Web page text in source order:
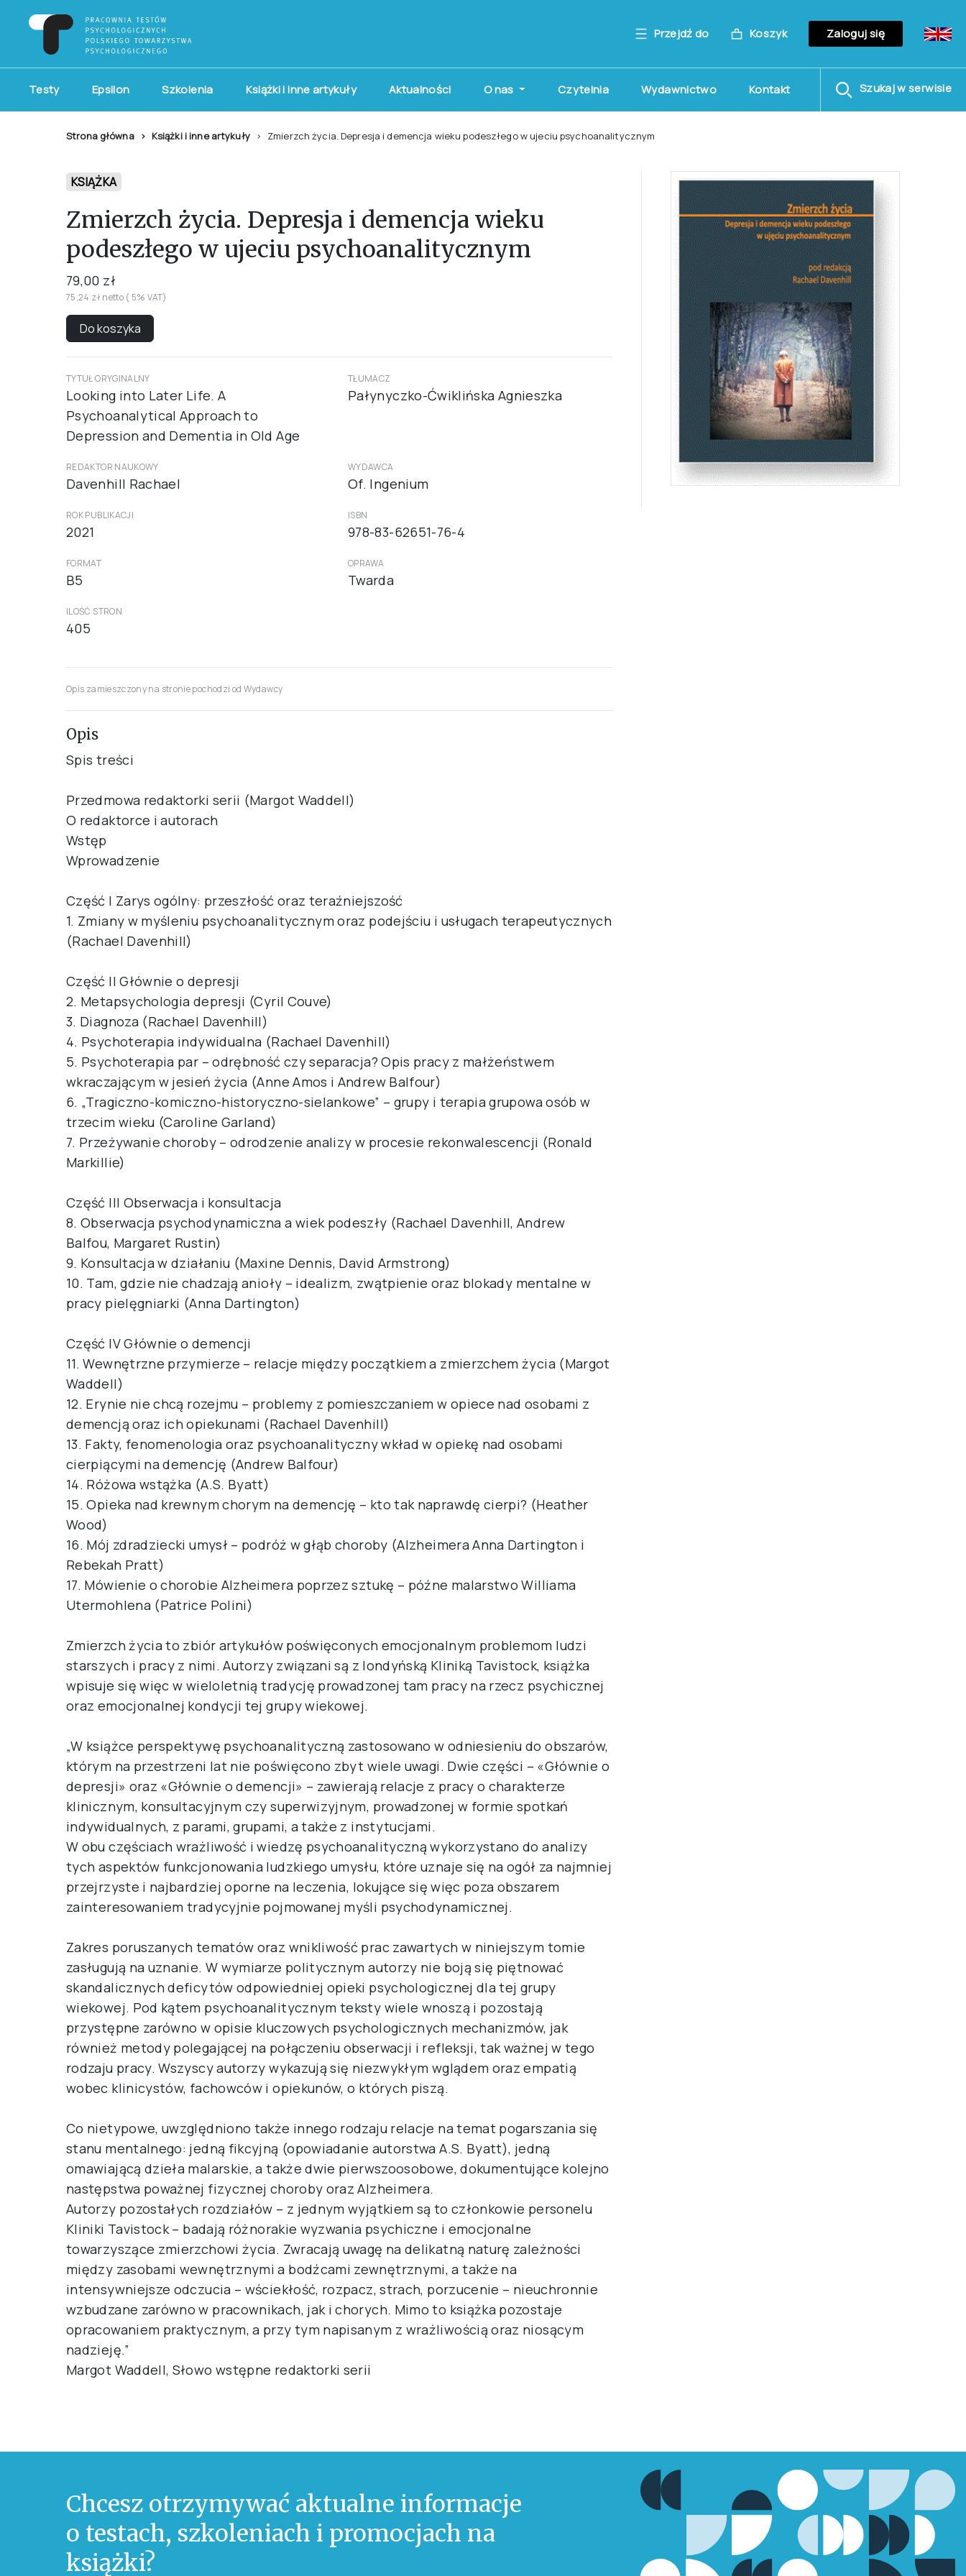
Przejdź do Koszyk Zaloguj się
Testy Epsilon Szkolenia Książki i inne artykuły Aktualności O nas Czytelnia Wydawnictwo Kontakt Szukaj w serwisie
Strona główna Książki i inne artykuły Zmierzch życia. Depresja i demencja wieku podeszłego w ujeciu psychoanalitycznym
KSIĄŻKA
Zmierzch życia. Depresja i demencja wieku
podeszłego w ujeciu psychoanalitycznym
79,00 zł
75,24 zł netto ( 5% VAT)
Do koszyka
TYTUŁ ORYGINALNY
Looking into Later Life. A
Psychoanalytical Approach to
Depression and Dementia in Old Age
TŁUMACZ
Pałynyczko-Ćwiklińska Agnieszka
REDAKTOR NAUKOWY
Davenhill Rachael
WYDAWCA
Of. Ingenium
ROK PUBLIKACJI
2021
ISBN
978-83-62651-76-4
FORMAT
B5
OPRAWA
Twarda
ILOŚĆ STRON
405
Opis zamieszczony na stronie pochodzi od Wydawcy
Opis
Spis treści
Przedmowa redaktorki serii (Margot Waddell)
O redaktorce i autorach
Wstęp
Wprowadzenie
Część I Zarys ogólny: przeszłość oraz teraźniejszość
1. Zmiany w myśleniu psychoanalitycznym oraz podejściu i usługach terapeutycznych
(Rachael Davenhill)
Część II Głównie o depresji
2. Metapsychologia depresji (Cyril Couve)
3. Diagnoza (Rachael Davenhill)
4. Psychoterapia indywidualna (Rachael Davenhill)
5. Psychoterapia par – odrębność czy separacja? Opis pracy z małżeństwem
wkraczającym w jesień życia (Anne Amos i Andrew Balfour)
6. „Tragiczno-komiczno-historyczno-sielankowe” – grupy i terapia grupowa osób w
trzecim wieku (Caroline Garland)
7. Przeżywanie choroby – odrodzenie analizy w procesie rekonwalescencji (Ronald
Markillie)
Część III Obserwacja i konsultacja
8. Obserwacja psychodynamiczna a wiek podeszły (Rachael Davenhill, Andrew
Balfou, Margaret Rustin)
9. Konsultacja w działaniu (Maxine Dennis, David Armstrong)
10. Tam, gdzie nie chadzają anioły – idealizm, zwątpienie oraz blokady mentalne w
pracy pielęgniarki (Anna Dartington)
Część IV Głównie o demencji
11. Wewnętrzne przymierze – relacje między początkiem a zmierzchem życia (Margot
Waddell)
12. Erynie nie chcą rozejmu – problemy z pomieszczaniem w opiece nad osobami z
demencją oraz ich opiekunami (Rachael Davenhill)
13. Fakty, fenomenologia oraz psychoanalityczny wkład w opiekę nad osobami
cierpiącymi na demencję (Andrew Balfour)
14. Różowa wstążka (A.S. Byatt)
15. Opieka nad krewnym chorym na demencję – kto tak naprawdę cierpi? (Heather
Wood)
16. Mój zdradziecki umysł – podróż w głąb choroby (Alzheimera Anna Dartington i
Rebekah Pratt)
17. Mówienie o chorobie Alzheimera poprzez sztukę – późne malarstwo Williama
Utermohlena (Patrice Polini)
Zmierzch życia to zbiór artykułów poświęconych emocjonalnym problemom ludzi
starszych i pracy z nimi. Autorzy związani są z londyńską Kliniką Tavistock, książka
wpisuje się więc w wieloletnią tradycję prowadzonej tam pracy na rzecz psychicznej
oraz emocjonalnej kondycji tej grupy wiekowej.
„W książce perspektywę psychoanalityczną zastosowano w odniesieniu do obszarów,
którym na przestrzeni lat nie poświęcono zbyt wiele uwagi. Dwie części – «Głównie o
depresji» oraz «Głównie o demencji» – zawierają relacje z pracy o charakterze
klinicznym, konsultacyjnym czy superwizyjnym, prowadzonej w formie spotkań
indywidualnych, z parami, grupami, a także z instytucjami.
W obu częściach wrażliwość i wiedzę psychoanalityczną wykorzystano do analizy
tych aspektów funkcjonowania ludzkiego umysłu, które uznaje się na ogół za najmniej
przejrzyste i najbardziej oporne na leczenia, lokujące się więc poza obszarem
zainteresowaniem tradycyjnie pojmowanej myśli psychodynamicznej.
Zakres poruszanych tematów oraz wnikliwość prac zawartych w niniejszym tomie
zasługują na uznanie. W wymiarze politycznym autorzy nie boją się piętnować
skandalicznych deficytów odpowiedniej opieki psychologicznej dla tej grupy
wiekowej. Pod kątem psychoanalitycznym teksty wiele wnoszą i pozostają
przystępne zarówno w opisie kluczowych psychologicznych mechanizmów, jak
również metody polegającej na połączeniu obserwacji i refleksji, tak ważnej w tego
rodzaju pracy. Wszyscy autorzy wykazują się niezwykłym wglądem oraz empatią
wobec klinicystów, fachowców i opiekunów, o których piszą.
Co nietypowe, uwzględniono także innego rodzaju relacje na temat pogarszania się
stanu mentalnego: jedną fikcyjną (opowiadanie autorstwa A.S. Byatt), jedną
omawiającą dzieła malarskie, a także dwie pierwszoosobowe, dokumentujące kolejno
następstwa poważnej fizycznej choroby oraz Alzheimera.
Autorzy pozostałych rozdziałów – z jednym wyjątkiem są to członkowie personelu
Kliniki Tavistock – badają różnorakie wyzwania psychiczne i emocjonalne
towarzyszące zmierzchowi życia. Zwracają uwagę na delikatną naturę zależności
między zasobami wewnętrznymi a bodźcami zewnętrznymi, a także na
intensywniejsze odczucia – wściekłość, rozpacz, strach, porzucenie – nieuchronnie
wzbudzane zarówno w pracownikach, jak i chorych. Mimo to książka pozostaje
opracowaniem praktycznym, a przy tym napisanym z wrażliwością oraz niosącym
nadzieję.”
Margot Waddell, Słowo wstępne redaktorki serii
Chcesz otrzymywać aktualne informacje
o testach, szkoleniach i promocjach na
książki?